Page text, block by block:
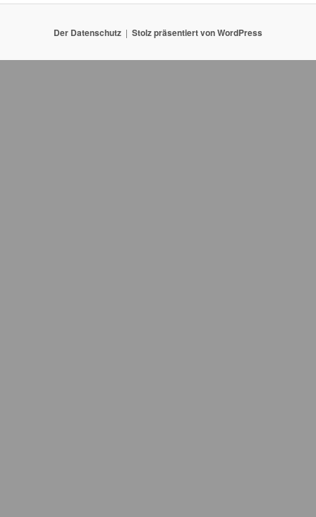
Der Datenschutz Stolz präsentiert von WordPress